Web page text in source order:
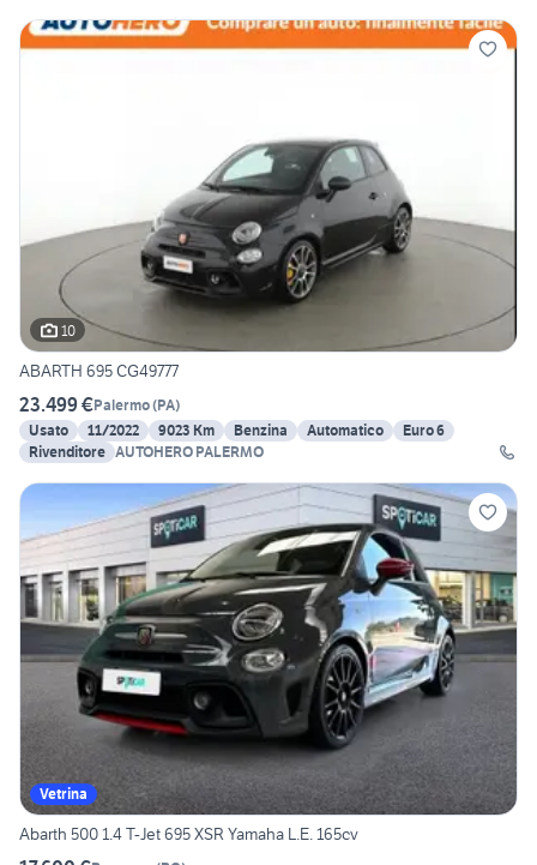
10
ABARTH 695 CG49777
23.499 €Palermo(PA)
Usato
11/2022 9023 Km Benzina Automatico
Euro 6
Rivenditore AUTOHERO PALERMO
Vetrina
Abarth 500 1.4 T-Jet 695 XSR Yamaha L.E. 165cv